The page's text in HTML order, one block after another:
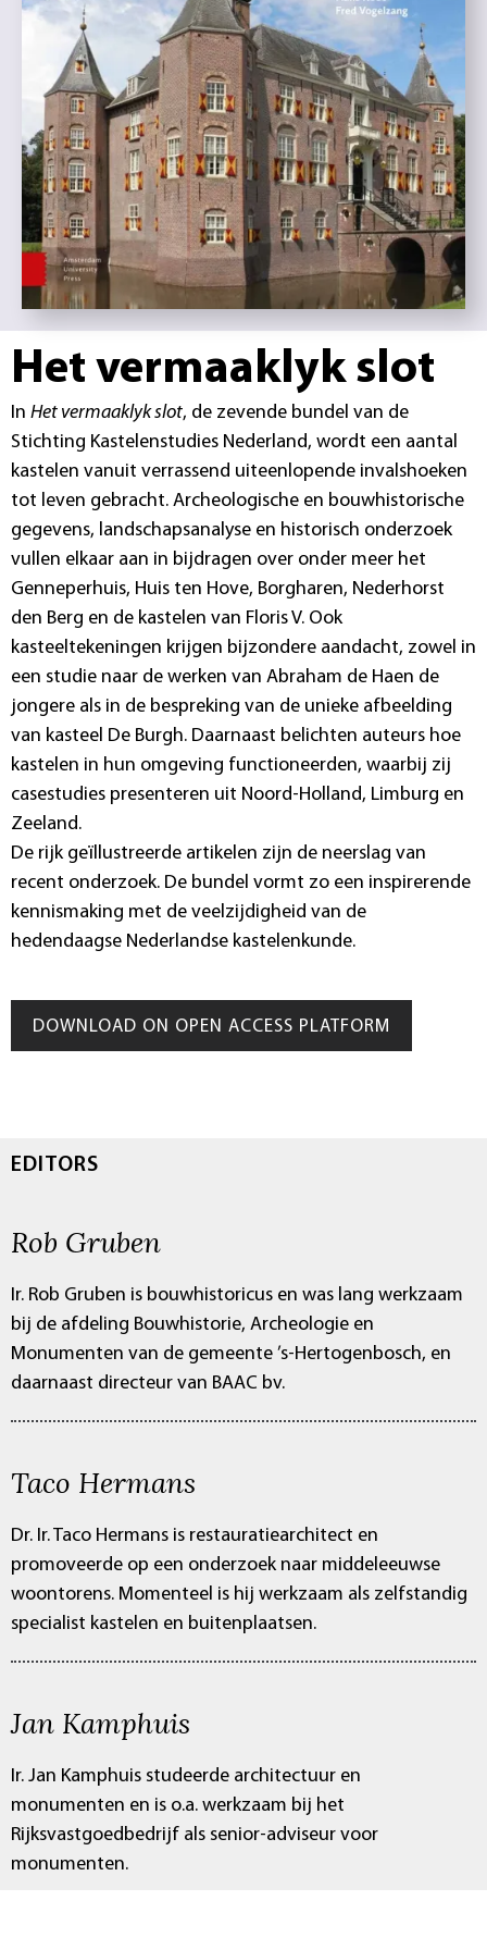
Het vermaaklyk slot
In Het vermaaklyk slot, de zevende bundel van de
Stichting Kastelenstudies Nederland, wordt een aantal
kastelen vanuit verrassend uiteenlopende invalshoeken
tot leven gebracht. Archeologische en bouwhistorische
gegevens, landschapsanalyse en historisch onderzoek
vullen elkaar aan in bijdragen over onder meer het
Genneperhuis, Huis ten Hove, Borgharen, Nederhorst
den Berg en de kastelen van Floris V. Ook
kasteeltekeningen krijgen bijzondere aandacht, zowel in
een studie naar de werken van Abraham de Haen de
jongere als in de bespreking van de unieke afbeelding
van kasteel De Burgh. Daarnaast belichten auteurs hoe
kastelen in hun omgeving functioneerden, waarbij zij
casestudies presenteren uit Noord-Holland, Limburg en
Zeeland.
De rijk geïllustreerde artikelen zijn de neerslag van
recent onderzoek. De bundel vormt zo een inspirerende
kennismaking met de veelzijdigheid van de
hedendaagse Nederlandse kastelenkunde.
DOWNLOAD ON OPEN ACCESS PLATFORM
EDITORS
Rob Gruben
Ir. Rob Gruben is bouwhistoricus en was lang werkzaam
bij de afdeling Bouwhistorie, Archeologie en
Monumenten van de gemeente ’s-Hertogenbosch, en
daarnaast directeur van BAAC bv.
Taco Hermans
Dr. Ir. Taco Hermans is restauratiearchitect en
promoveerde op een onderzoek naar middeleeuwse
woontorens. Momenteel is hij werkzaam als zelfstandig
specialist kastelen en buitenplaatsen.
Jan Kamphuis
Ir. Jan Kamphuis studeerde architectuur en
monumenten en is o.a. werkzaam bij het
Rijksvastgoedbedrijf als senior-adviseur voor
monumenten.